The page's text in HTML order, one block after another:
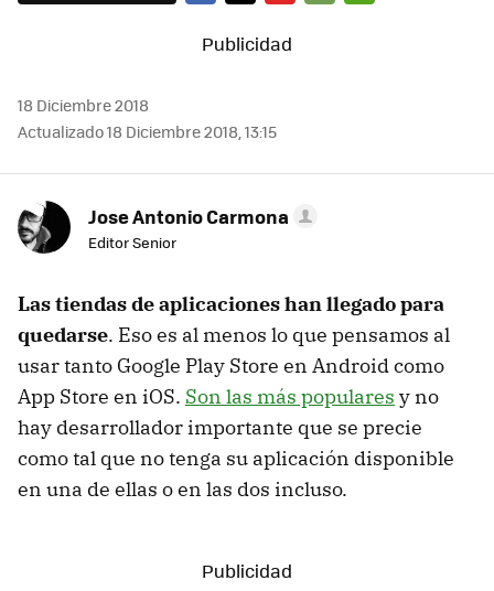
18 Diciembre 2018
Actualizado 18 Diciembre 2018, 13:15
Jose Antonio Carmona
Editor Senior
Las tiendas de aplicaciones han llegado para
quedarse. Eso es al menos lo que pensamos al
usar tanto Google Play Store en Android como
App Store en iOS. Son las más populares y no
hay desarrollador importante que se precie
como tal que no tenga su aplicación disponible
en una de ellas o en las dos incluso.